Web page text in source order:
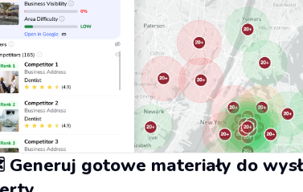
gotowe materiały do